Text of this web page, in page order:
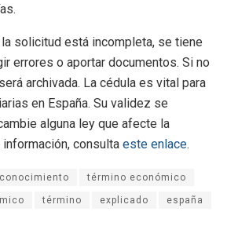
solicitud está incompleta, se tiene
errores o aportar documentos. Si no
archivada. La cédula es vital para
en España. Su validez se
alguna ley que afecte la
consulta este enlace.
conocimiento término económico
término explicado españa